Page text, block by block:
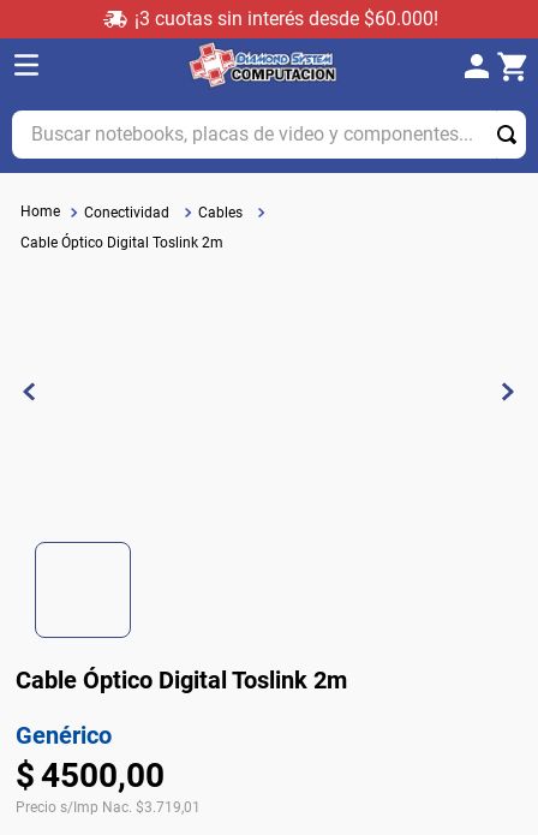
¡3 cuotas sin interés desde $60.000!
Buscar notebooks, placas de video y componentes...
Conectividad
Cables
Cable Óptico Digital Toslink 2m
Cable Óptico Digital Toslink 2m
Genérico
$4500,00
Precio s/Imp Nac. $3.719,01